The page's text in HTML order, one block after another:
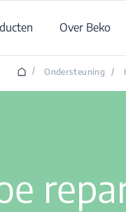
Over Beko
/ Ondersteuning /